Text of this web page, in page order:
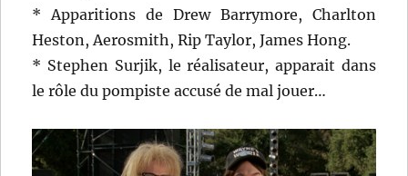
* Apparitions de Drew Barrymore, Charlton
Heston, Aerosmith, Rip Taylor, James Hong.
* Stephen Surjik, le réalisateur, apparait dans
le rôle du pompiste accusé de mal jouer…